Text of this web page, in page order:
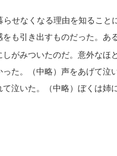
せなくなる理由を知ること
も引き出すものだった。あ
がみついたのだ。意外なほ
た。（中略）声をあげて泣
泣いた。（中略）ぼくは姉